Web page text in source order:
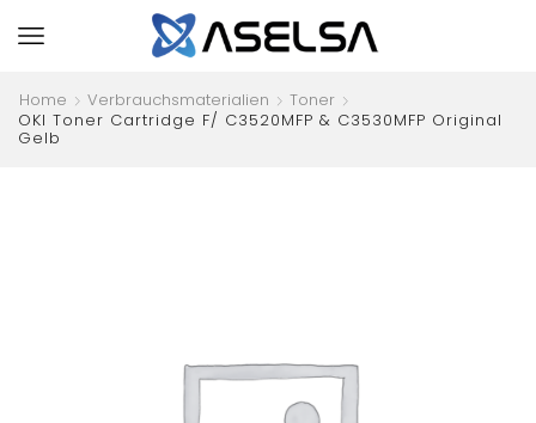
Home Verbrauchsmaterialien
Toner
OKI Toner Cartridge F/ C3520MFP & C3530MFP Original
Gelb